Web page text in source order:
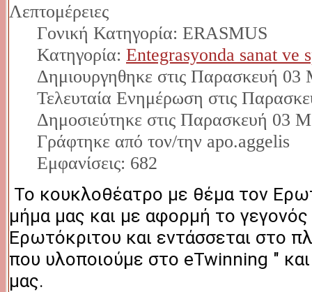
Λεπτομέρειες
Γονική Κατηγορία: ERASMUS
Κατηγορία: Entegrasyonda sanat ve
Δημιουργηθηκε στις Παρασκευή
Τελευταία Ενημέρωση στις
Δημοσιεύτηκε στις Παρασκευή 03
Γράφτηκε από τον/την apo.aggelis
Εμφανίσεις: 682
μήμα μας και με αφορμή το γεγονός
Ερωτόκριτου και εντάσσεται στο
που υλοποιούμε στο eTwinning "
μας.